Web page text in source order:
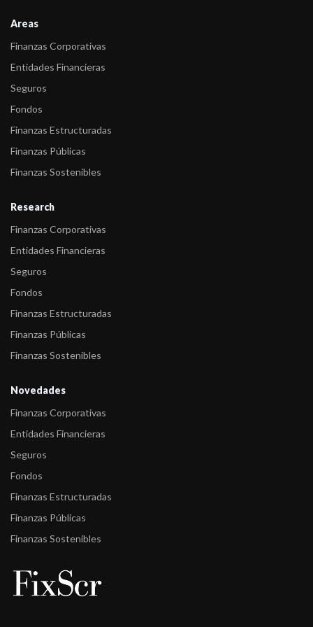
sobre Fidu ...
-FIX (afiliada de Fitch Ratings) comenta acciones de calificación
sobre Fidu ...
-FIX (afiliada de Fitch Ratings) confirma calificaciones de
Fiduciarios
Areas
Finanzas Corporativas
Entidades Financieras
Seguros
Fondos
Finanzas Estructuradas
Finanzas Públicas
Finanzas Sostenibles
Research
Finanzas Corporativas
Entidades Financieras
Seguros
Fondos
Finanzas Estructuradas
Finanzas Públicas
Finanzas Sostenibles
Novedades
Finanzas Corporativas
Entidades Financieras
Seguros
Fondos
Finanzas Estructuradas
Finanzas Públicas
Finanzas Sostenibles